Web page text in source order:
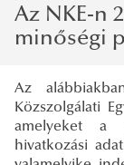
Az NKE-n
minőségi
Az
Közszolgálati
amelyeket a
hivatkozási